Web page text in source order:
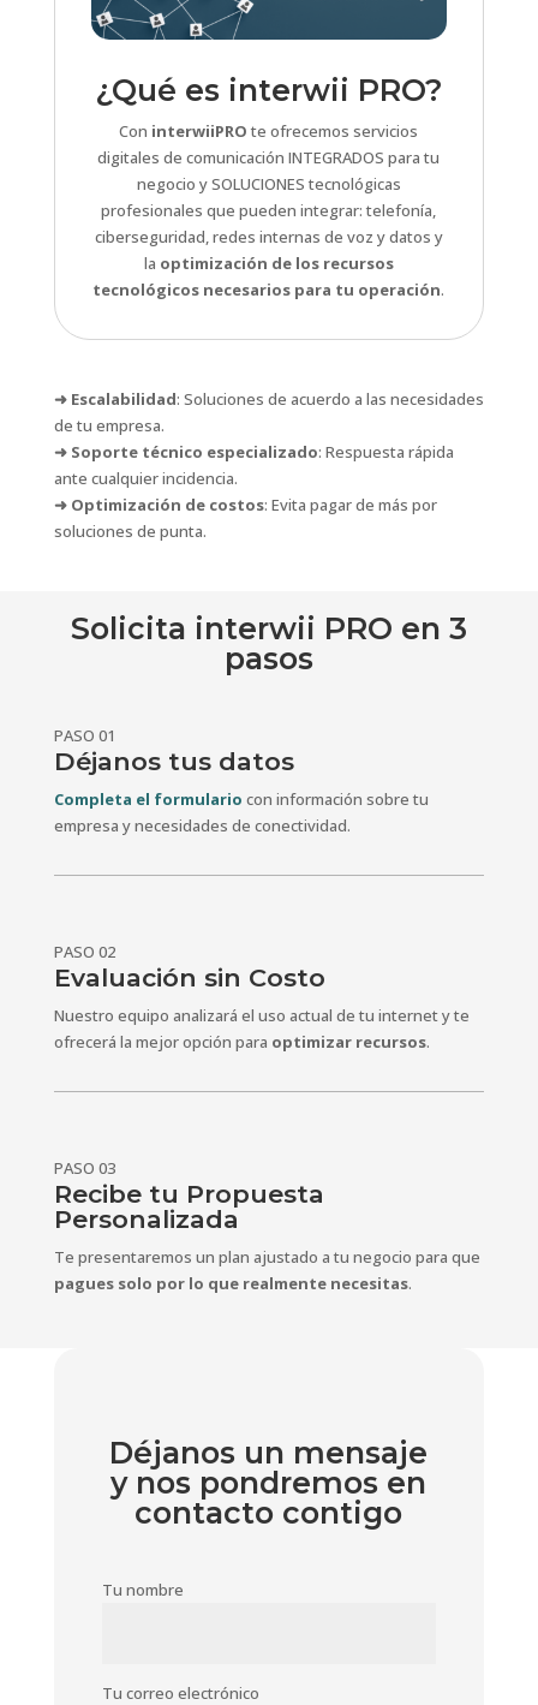
¿Qué es interwii PRO?
Con interwiiPRO te ofrecemos servicios
digitales de comunicación INTEGRADOS para tu
negocio y SOLUCIONES tecnológicas
profesionales que pueden integrar: telefonía,
ciberseguridad, redes internas de voz y datos y
la optimización de los recursos
tecnológicos necesarios para tu operación.
➜ Escalabilidad: Soluciones de acuerdo a las necesidades
de tu empresa.
➜ Soporte técnico especializado: Respuesta rápida
ante cualquier incidencia.
➜ Optimización de costos: Evita pagar de más por
soluciones de punta.
Solicita interwii PRO en 3
pasos
PASO 01
Déjanos tus datos
Completa el formulario con información sobre tu
empresa y necesidades de conectividad.
PASO 02
Evaluación sin Costo
Nuestro equipo analizará el uso actual de tu internet y te
ofrecerá la mejor opción para optimizar recursos.
PASO 03
Recibe tu Propuesta
Personalizada
Te presentaremos un plan ajustado a tu negocio para que
pagues solo por lo que realmente necesitas.
Déjanos un mensaje
y nos pondremos en
contacto contigo
Tu nombre
Tu correo electrónico